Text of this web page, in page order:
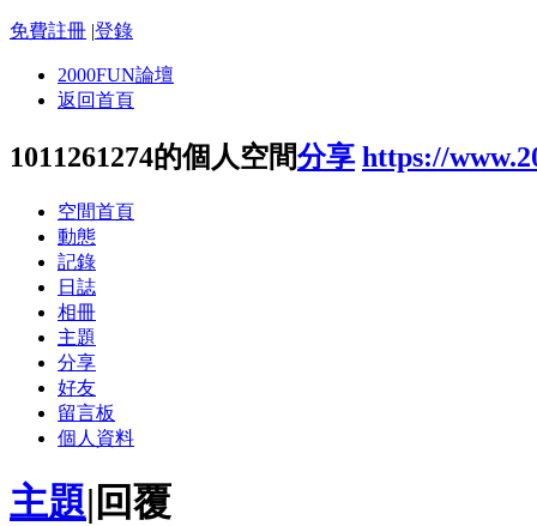
免費註冊 |登錄
2000FUN論壇
返回首頁
1011261274的個人空間分享 https://
空間首頁
動態
記錄
日誌
相冊
主題
分享
好友
留言板
個人資料
主題| 回覆